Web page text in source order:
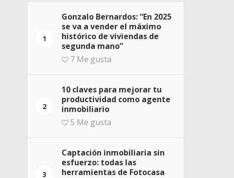
1
Gonzalo Bernardos: “En 2025
se va a vender el máximo
histórico de viviendas de
segunda mano”
7 Me gusta
2
10 claves para mejorar tu
productividad como agente
inmobiliario
5 Me gusta
3
Captación inmobiliaria sin
esfuerzo: todas las
herramientas de Fotocasa